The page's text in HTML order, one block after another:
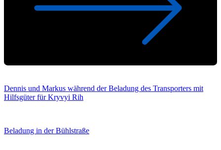
Dennis und Markus während der Beladung des Transporters mit
Hilfsgüter für Kryvyi Rih
Beladung in der Bühlstraße